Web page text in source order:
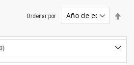
Ordenar por